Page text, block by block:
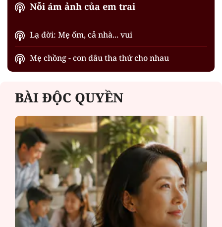
Nỗi ám ảnh của em trai
Lạ đời: Mẹ ốm, cả nhà... vui
Mẹ chồng - con dâu tha thứ cho nhau
BÀI ĐỘC QUYỀN